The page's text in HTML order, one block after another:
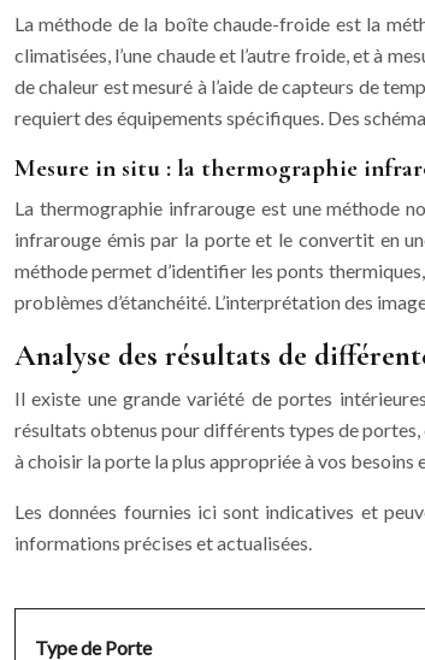
La méthode de la boîte chaude-froide est la
climatisées, l’une chaude et l’autre froide, et à
de chaleur est mesuré à l’aide de capteurs de
requiert des équipements spécifiques. Des
Mesure in situ : la thermographie
La thermographie infrarouge est une méthode
infrarouge émis par la porte et le convertit en
méthode permet d’identifier les ponts
problèmes d’étanchéité. L’interprétation des
Analyse des résultats de
Il existe une grande variété de portes
résultats obtenus pour différents types de portes,
à choisir la porte la plus appropriée à vos
Les données fournies ici sont indicatives et
informations précises et actualisées.
Type de Porte